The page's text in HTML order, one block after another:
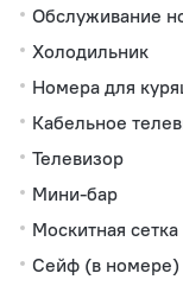
Обслуживание
Холодильник
Номера для
Кабельное
Телевизор
Мини-бар
Москитная сетка
Сейф (в номере)